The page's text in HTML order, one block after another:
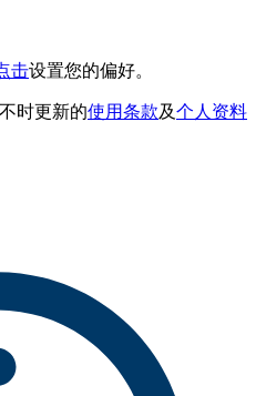
击设置您的偏好。
时更新的使用条款及个人资料